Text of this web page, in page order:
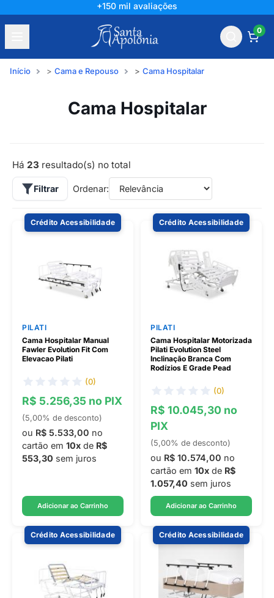
+150 mil avaliações
0
Início Cama e Repouso Cama Hospitalar
Cama Hospitalar
Há 23 resultado(s) no total
Filtrar Ordenar:
Crédito Acessibilidade
PILATI
Cama Hospitalar Manual
Fawler Evolution Fit Com
Elevacao Pilati
(0)
R$ 5.256,35 no PIX
(5,00% de desconto)
ou R$ 5.533,00 no
cartão em 10x de R$
553,30 sem juros
Adicionar ao Carrinho
Crédito Acessibilidade
PILATI
Cama Hospitalar Motorizada
Pilati Evolution Steel
Inclinação Branca Com
Rodízios E Grade Pead
(0)
R$ 10.045,30 no
PIX
(5,00% de desconto)
ou R$ 10.574,00 no
cartão em 10x de R$
1.057,40 sem juros
Adicionar ao Carrinho
Crédito Acessibilidade Crédito Acessibilidade